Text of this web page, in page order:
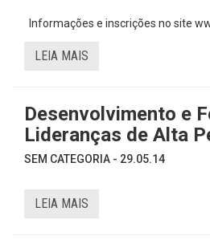
Informações e inscrições no site
LEIA MAIS
Desenvolvimento e
Lideranças de Alta
SEM CATEGORIA - 29.05.14
LEIA MAIS